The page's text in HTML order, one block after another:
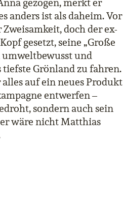
anders ist als daheim. Vor
doch der ex-
gesetzt, seine „Große
und
Grönland zu fahren.
auf ein neues Produkt
entwerfen –
sondern auch sein
wäre nicht Matthias